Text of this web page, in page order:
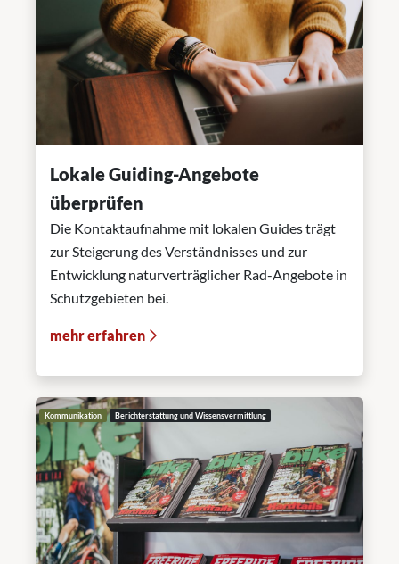
Lokale Guiding-Angebote
überprüfen
Die Kontaktaufnahme mit lokalen Guides trägt
zur Steigerung des Verständnisses und zur
Entwicklung naturverträglicher Rad-Angebote in
Schutzgebieten bei.
mehr erfahren
Kommunikation Berichterstattung und Wissensvermittlung